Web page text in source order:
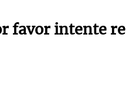
favor intente